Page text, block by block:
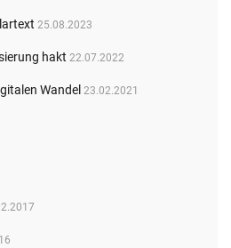
25.08.2023
hakt 22.07.2022
Wandel 23.02.2021